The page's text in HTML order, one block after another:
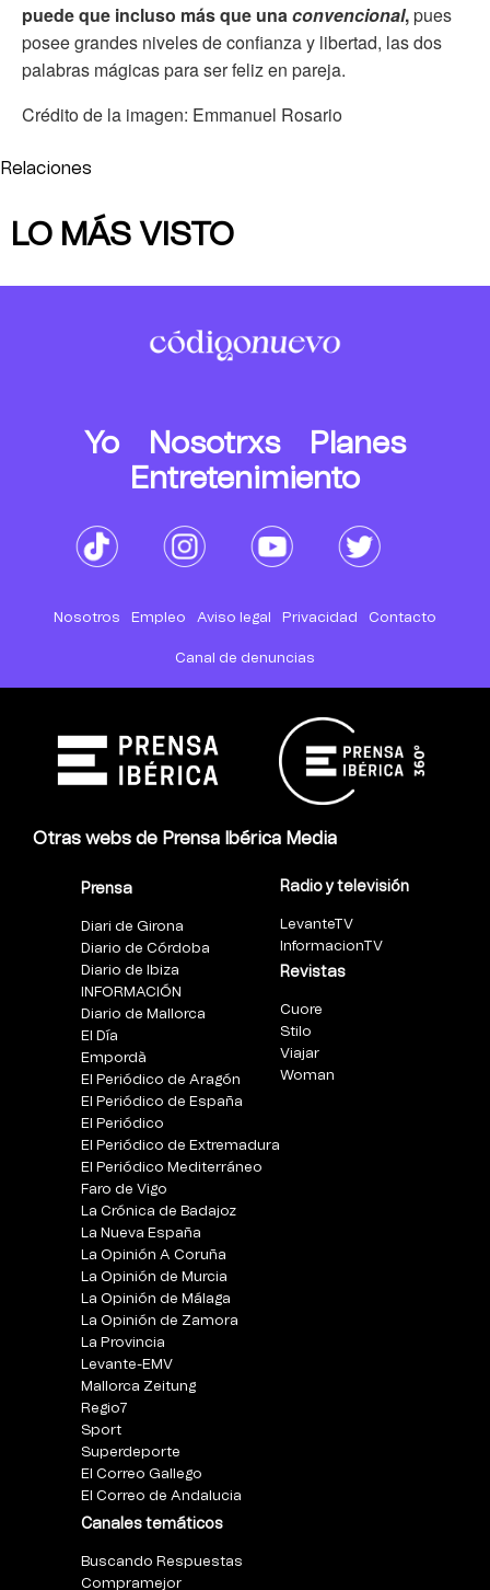
puede que incluso más que unaconvencional,pues
posee grandes niveles de confianza y libertad, las dos
palabras mágicas para ser feliz en pareja.
Crédito de la imagen: Emmanuel Rosario
Relaciones
LO MÁS VISTO
Yo Nosotrxs
Planes
Entretenimiento
Nosotros Empleo Aviso legal Privacidad Contacto
Canal de denuncias
Otras webs de Prensa Ibérica Media
Prensa
Diari de Girona
Diario de Córdoba
Diario de Ibiza
INFORMACIÓN
Diario de Mallorca
El Día
Empordà
El Periódico de Aragón
El Periódico de España
El Periódico
El Periódico de Extremadura
El Periódico Mediterráneo
Faro de Vigo
La Crónica de Badajoz
La Nueva España
La Opinión A Coruña
La Opinión de Murcia
La Opinión de Málaga
La Opinión de Zamora
La Provincia
Levante-EMV
Mallorca Zeitung
Regio7
Sport
Superdeporte
El Correo Gallego
El Correo de Andalucia
Canales temáticos
Buscando Respuestas
Compramejor
Radio y televisión
LevanteTV
InformacionTV
Revistas
Cuore
Stilo
Viajar
Woman